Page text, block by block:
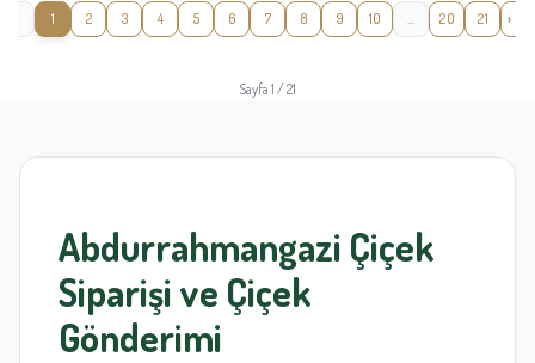
1 2 3 4 5 6 7 8 9 10 20 21 ›
Sayfa 1 / 21
Abdurrahmangazi Çiçek
Siparişi ve Çiçek
Gönderimi